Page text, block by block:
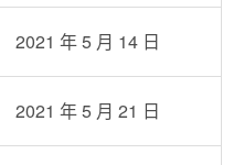
2021 年 5 月 14 日
2021 年 5 月 21 日